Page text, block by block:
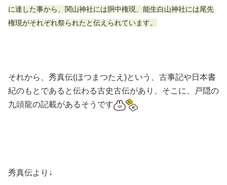
に達した事から、関山神社には胴中権現、能生白山神社には尾先
権現がそれぞれ祭られたと伝えられています。
それから、 秀真伝(ほつまつたえ)という、古事記や日本書
紀のもとであると伝わる古史古伝があり、そこに、戸隠の
九頭龍の記載があるそうです
秀真伝より↓